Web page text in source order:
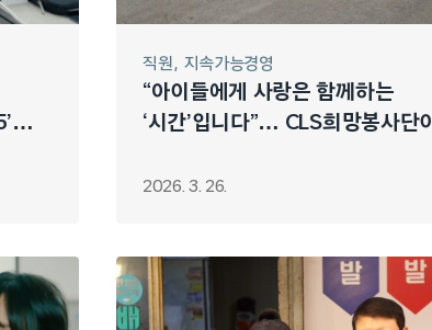
직원 지속가능경영
“아이들에게 사랑은 함께하는
‘시간’입니다”… CLS희망봉사단이
2026. 3. 26.